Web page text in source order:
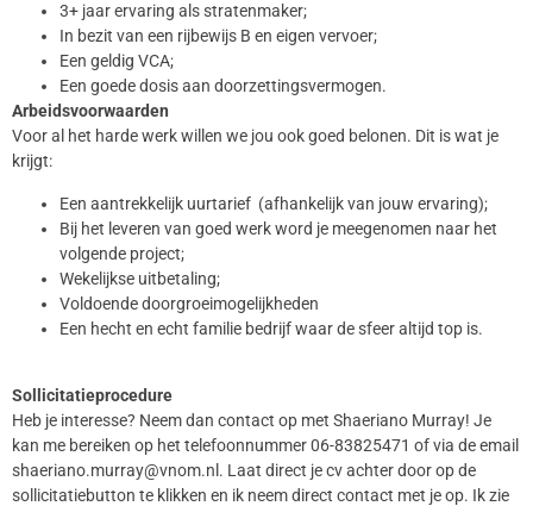
3+ jaar ervaring als stratenmaker;
In bezit van een rijbewijs B en eigen vervoer;
Een geldig VCA;
Een goede dosis aan doorzettingsvermogen.
Arbeidsvoorwaarden
Voor al het harde werk willen we jou ook goed belonen. Dit is wat je
krijgt:
Een aantrekkelijk uurtarief (afhankelijk van jouw ervaring);
Bij het leveren van goed werk word je meegenomen naar het
volgende project;
Wekelijkse uitbetaling;
Voldoende doorgroeimogelijkheden
Een hecht en echt familie bedrijf waar de sfeer altijd top is.
Sollicitatieprocedure
Heb je interesse? Neem dan contact op met Shaeriano Murray! Je
kan me bereiken op het telefoonnummer 06-83825471 of via de email
shaeriano.murray@vnom.nl. Laat direct je cv achter door op de
sollicitatiebutton te klikken en ik neem direct contact met je op. Ik zie